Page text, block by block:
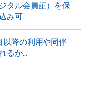
タル会員証）を保
み可...
以降の利用や同伴
るか...